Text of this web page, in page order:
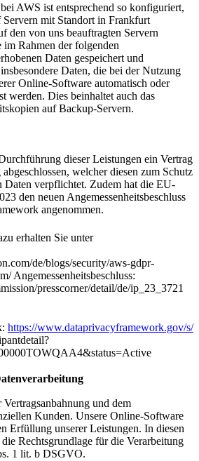
AWS ist entsprechend so konfiguriert,
Servern mit Standort in Frankfurt
den von uns beauftragten Servern
Rahmen der folgenden
Daten gespeichert und
Daten, die bei der Nutzung
Online-Software automatisch oder
werden. Dies beinhaltet auch das
auf Backup-Servern.
dieser Leistungen ein Vertrag
welcher diesen zum Schutz
Daten verpflichtet. Zudem hat die EU-
den neuen Angemessenheitsbeschluss
angenommen.
erhalten Sie unter
de/blogs/security/aws-gdpr-
Angemessenheitsbeschluss:
presscorner/detail/de/ip_23_3721
https://www.dataprivacyframework.gov/s/
und dem
Kunden. Unsere Online-Software
Erfüllung unserer Leistungen. In diesen
Rechtsgrundlage für die Verarbeitung
1 lit. b DSGVO.